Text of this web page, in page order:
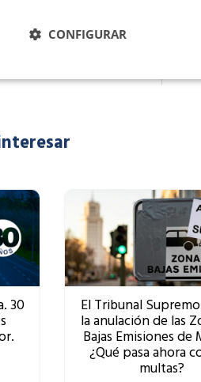
30 El Tribunal
la anulación de las
Bajas Emisiones de
¿Qué pasa ahora
multas?
CONFIGURAR